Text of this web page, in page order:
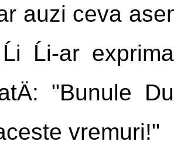
auzi ceva
Ĺi-ar
"Bunule
vremuri!"